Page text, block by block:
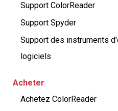
Support ColorReader
Support Spyder
Support des instruments
logiciels
Acheter
Achetez ColorReader